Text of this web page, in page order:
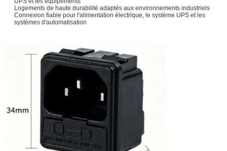
Logements de haute durabilité adaptés aux environnements industriels
Connexion fiable pour l'alimentation électrique, le système UPS et les
systèmes d'automatisation